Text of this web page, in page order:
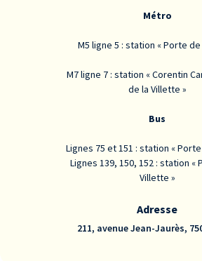
Métro
M5 ligne 5 : station « Porte de
M7 ligne 7 : station « Corentin
de la Villette »
Bus
Lignes 75 et 151 : station «
Lignes 139, 150, 152 : station «
Villette »
Adresse
211, avenue Jean-Jaurès,